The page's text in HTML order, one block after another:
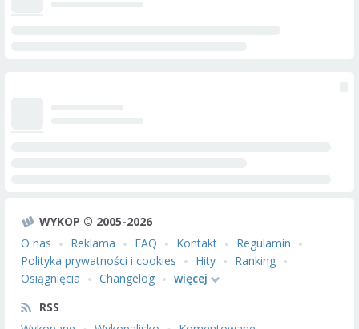
WYKOP © 2005-2026
O nas
Reklama FAQ Kontakt
Regulamin
Polityka prywatności i cookies
Hity
Ranking
Osiągnięcia
Changelog
więcej
RSS